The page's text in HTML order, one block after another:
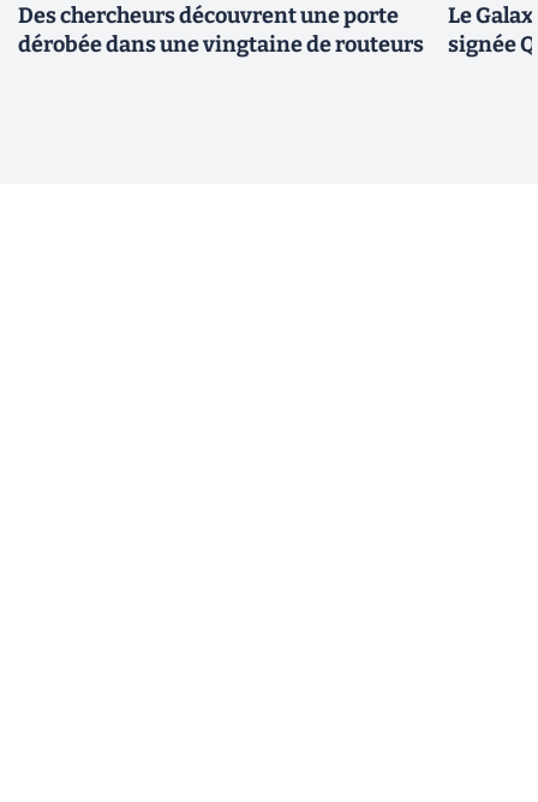
Des chercheurs découvrent une porte
dérobée dans une vingtaine de routeurs
Le
signée